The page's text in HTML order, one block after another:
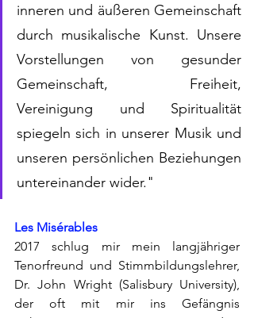
inneren und äußeren Gemeinschaft
durch musikalische Kunst. Unsere
Vorstellungen von gesunder
Gemeinschaft, Freiheit,
Vereinigung und Spiritualität
spiegeln sich in unserer Musik und
unseren persönlichen Beziehungen
untereinander wider."
Les Misérables
2017 schlug mir mein langjähriger
Tenorfreund und Stimmbildungslehrer,
Dr. John Wright (Salisbury University),
der oft mit mir ins Gefängnis